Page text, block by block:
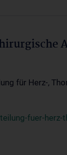
für Herz-,
fuer-herz-